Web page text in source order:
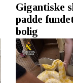
Gigantiske
padde
bolig